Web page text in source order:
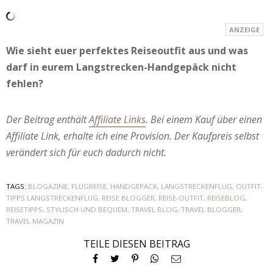
Wie sieht euer perfektes Reiseoutfit aus und was
darf in eurem Langstrecken-Handgepäck nicht
fehlen?
Der Beitrag enthältAffiliate Links. Bei einem Kauf über einen
Affiliate Link, erhalte ich eine Provision. Der Kaufpreis selbst
verändert sich für euch dadurch nicht.
TAGS: BLOGAZINE, FLUGREISE, HANDGEPÄCK, LANGSTRECKENFLUG, OUTFIT-
TIPPS LANGSTRECKENFLUG, REISE BLOGGER, REISE-OUTFIT, REISEBLOG,
REISETIPPS, STYLISCH UND BEQUEM, TRAVEL BLOG, TRAVEL BLOGGER,
TRAVEL MAGAZIN
TEILE DIESEN BEITRAG